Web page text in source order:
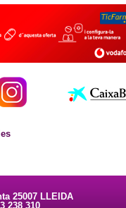
25007 LLEIDA
238 310